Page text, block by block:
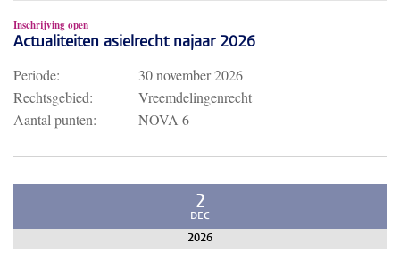
Inschrijving open
Actualiteiten asielrecht najaar 2026
Periode:
30 november 2026
Rechtsgebied:
Vreemdelingenrecht
Aantal punten:
NOVA 6
2
DEC
2026